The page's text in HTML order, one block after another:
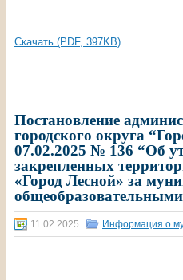
Скачать (PDF, 397KB)
Постановление
городского округа
07.02.2025 № 136 “Об
закрепленных
«Город Лесной» за
11.02.2025 Информация о